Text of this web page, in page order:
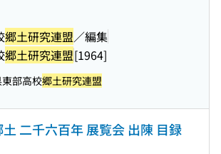
郷土研究連盟／編集
郷土研究連盟[1964]
部高校郷土研究連盟
土 二千六百年 展覧会 出陳 目録